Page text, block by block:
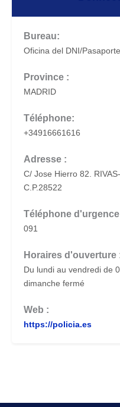
Bureau:
Oficina del DNI/
Province :
MADRID
Téléphone:
+34916661616
Adresse :
C/ Jose Hierro 82.
C.P.28522
Téléphone
091
Horaires d'ouverture
Du lundi au vendredi de
dimanche fermé
Web :
https://policia.es